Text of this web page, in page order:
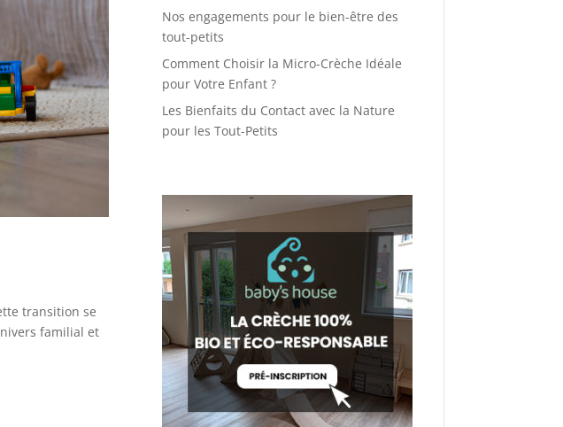
transition se
familial et
Nos engagements pour le bien-être des
tout-petits
Comment Choisir la Micro-Crèche Idéale
pour Votre Enfant ?
Les Bienfaits du Contact avec la Nature
pour les Tout-Petits